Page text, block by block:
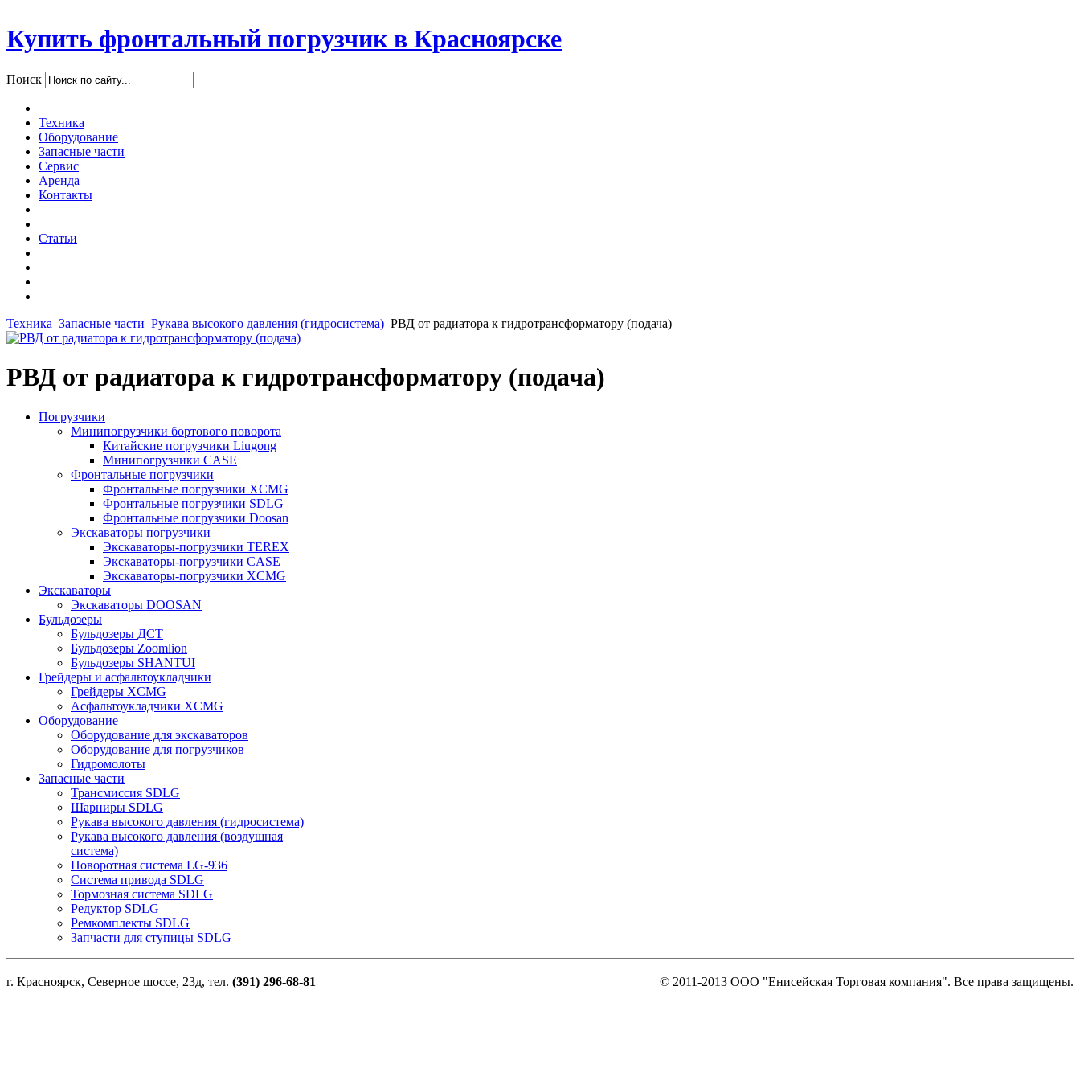
Купить фронтальный погрузчик в Красноярске
Поиск
Техника
Оборудование
Запасные части
Сервис
Аренда
Контакты
Статьи
Техника Запасные части Рукава высокого давления (гидросистема) РВД от радиатора к гидротрансформатору (подача)
РВД от радиатора к гидротрансформатору (подача)
Погрузчики
Минипогрузчики бортового поворота
Китайские погрузчики Liugong
Минипогрузчики CASE
Фронтальные погрузчики
Фронтальные погрузчики XCMG
Фронтальные погрузчики SDLG
Фронтальные погрузчики Doosan
Экскаваторы погрузчики
Экскаваторы-погрузчики TEREX
Экскаваторы-погрузчики CASE
Экскаваторы-погрузчики XCMG
Экскаваторы
Экскаваторы DOOSAN
Бульдозеры
Бульдозеры ДСТ
Бульдозеры Zoomlion
Бульдозеры SHANTUI
Грейдеры и асфальтоукладчики
Грейдеры XCMG
Асфальтоукладчики XCMG
Оборудование
Оборудование для экскаваторов
Оборудование для погрузчиков
Гидромолоты
Запасные части
Трансмиссия SDLG
Шарниры SDLG
Рукава высокого давления (гидросистема)
Рукава высокого давления (воздушная
система)
Поворотная система LG-936
Система привода SDLG
Тормозная система SDLG
Редуктор SDLG
Ремкомплекты SDLG
Запчасти для ступицы SDLG
г. Красноярск, Северное шоссе, 23д, тел. (391) 296-68-81 © 2011-2013 ООО "Енисейская Торговая компания". Все права защищены.